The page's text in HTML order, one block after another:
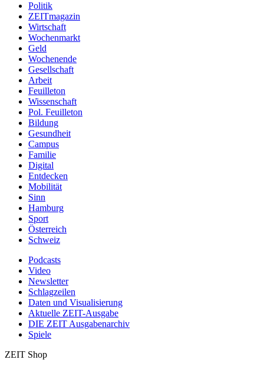
Politik
ZEITmagazin
Wirtschaft
Wochenmarkt
Geld
Wochenende
Gesellschaft
Arbeit
Feuilleton
Wissenschaft
Pol. Feuilleton
Bildung
Gesundheit
Campus
Familie
Digital
Entdecken
Mobilität
Sinn
Hamburg
Sport
Österreich
Schweiz
Podcasts
Video
Newsletter
Schlagzeilen
Daten und Visualisierung
Aktuelle ZEIT-Ausgabe
DIE ZEIT Ausgabenarchiv
Spiele
ZEIT Shop